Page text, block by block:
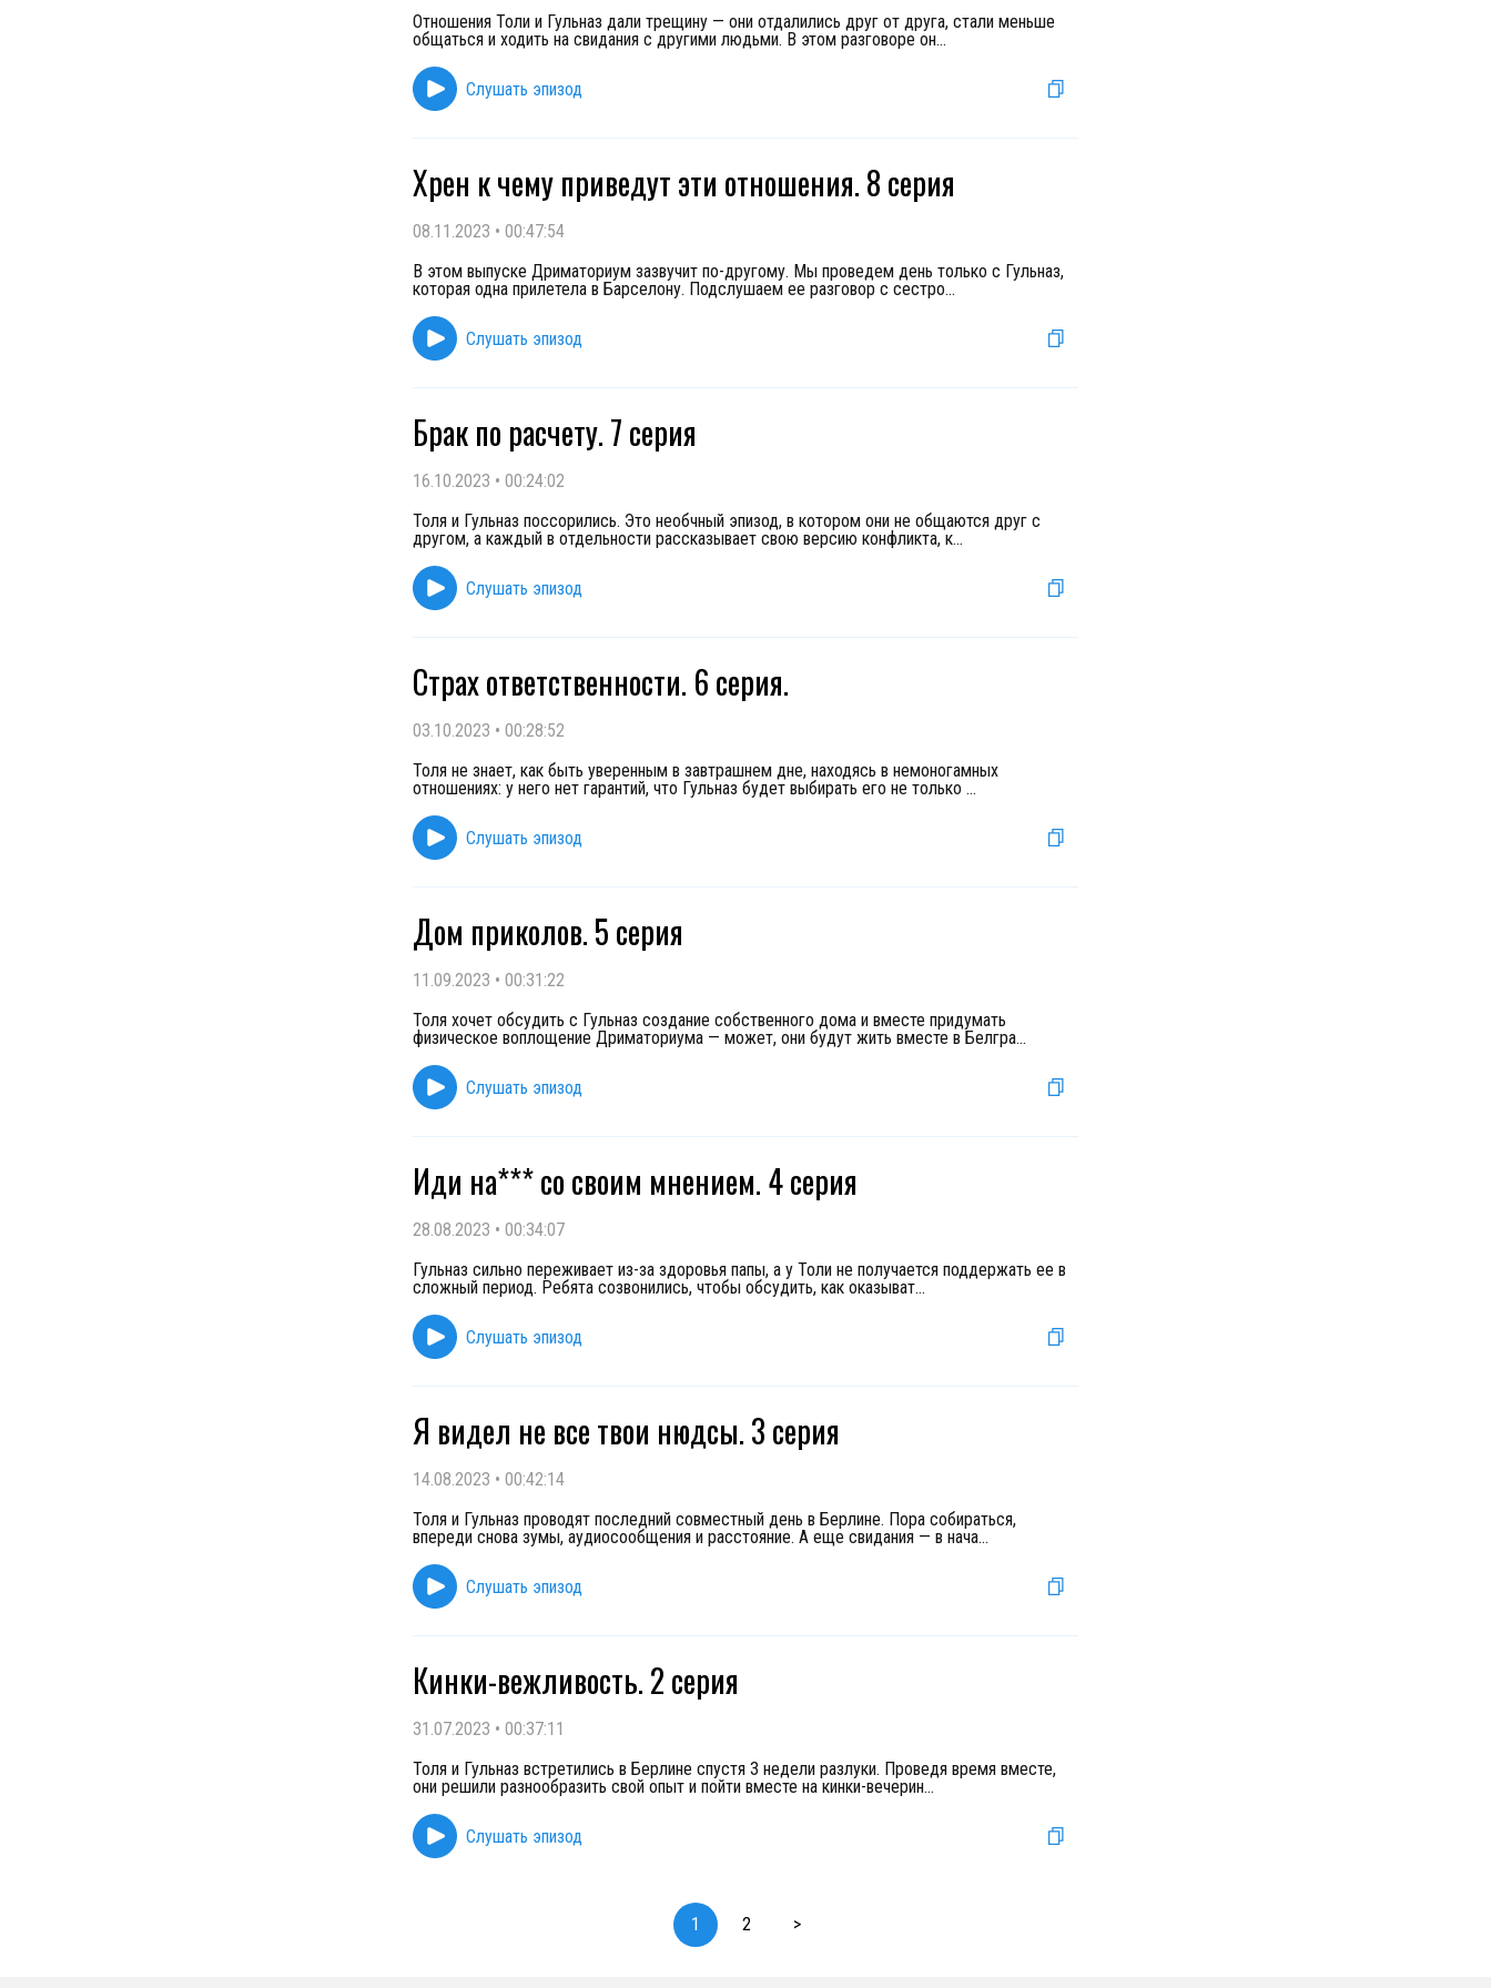
Отношения Толи и Гульназ дали трещину — они отдалились друг от друга, стали меньше
общаться и ходить на свидания с другими людьми. В этом разговоре он...
Слушать эпизод
Хрен к чему приведут эти отношения. 8 серия
08.11.2023 • 00:47:54
В этом выпуске Дриматориум зазвучит по-другому. Мы проведем день только с Гульназ,
которая одна прилетела в Барселону. Подслушаем ее разговор с сестро...
Слушать эпизод
Брак по расчету. 7 серия
16.10.2023 • 00:24:02
Толя и Гульназ поссорились. Это необчный эпизод, в котором они не общаются друг с
другом, а каждый в отдельности рассказывает свою версию конфликта, к...
Слушать эпизод
Страх ответственности. 6 серия.
03.10.2023 • 00:28:52
Толя не знает, как быть уверенным в завтрашнем дне, находясь в немоногамных
отношениях: у него нет гарантий, что Гульназ будет выбирать его не только ...
Слушать эпизод
Дом приколов. 5 серия
11.09.2023 • 00:31:22
Толя хочет обсудить с Гульназ создание собственного дома и вместе придумать
физическое воплощение Дриматориума — может, они будут жить вместе в Белгра...
Слушать эпизод
Иди на*** со своим мнением. 4 серия
28.08.2023 • 00:34:07
Гульназ сильно переживает из-за здоровья папы, а у Толи не получается поддержать ее в
сложный период. Ребята созвонились, чтобы обсудить, как оказыват...
Слушать эпизод
Я видел не все твои нюдсы. 3 серия
14.08.2023 • 00:42:14
Толя и Гульназ проводят последний совместный день в Берлине. Пора собираться,
впереди снова зумы, аудиосообщения и расстояние. А еще свидания — в нача...
Слушать эпизод
Кинки-вежливость. 2 серия
31.07.2023 • 00:37:11
Толя и Гульназ встретились в Берлине спустя 3 недели разлуки. Проведя время вместе,
они решили разнообразить свой опыт и пойти вместе на кинки-вечерин...
Слушать эпизод
1 2 >